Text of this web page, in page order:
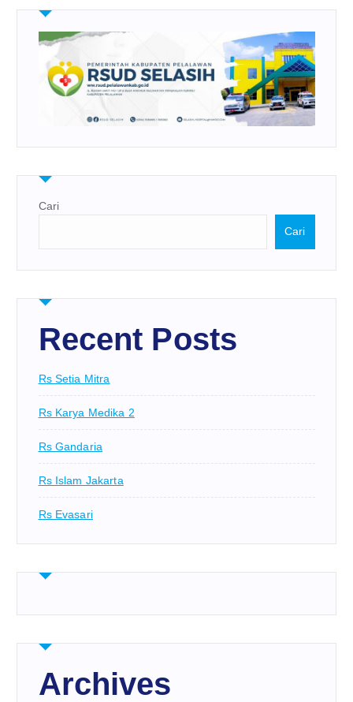
Cari
Cari
Recent Posts
Rs Setia Mitra
Rs Karya Medika 2
Rs Gandaria
Rs Islam Jakarta
Rs Evasari
Archives